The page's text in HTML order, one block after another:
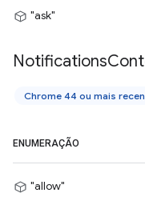
"ask"
Notifications
Chrome 44 ou mais
ENUMERAÇÃO
"allow"